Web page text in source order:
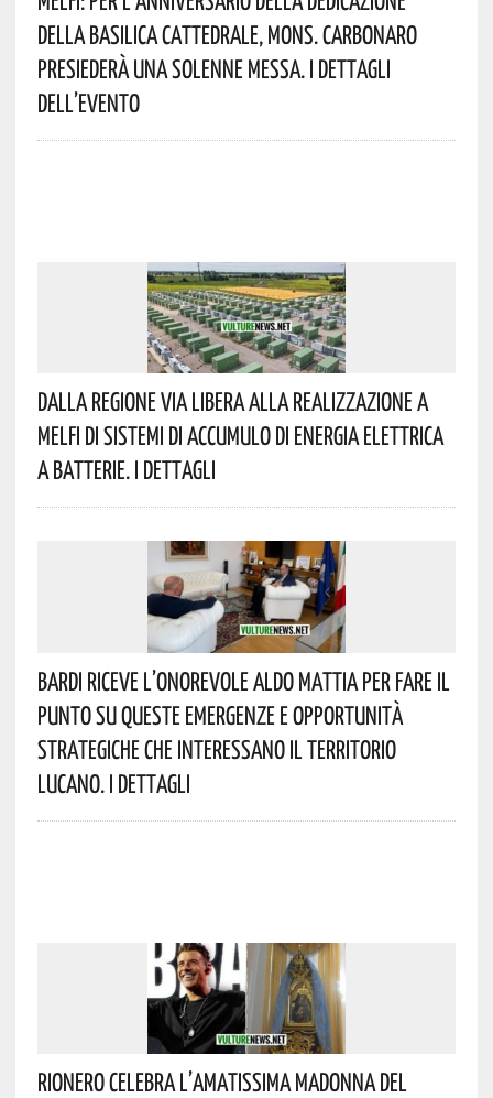
Della Basilica Cattedrale, Mons. Carbonaro
Presiederà Una Solenne Messa. I Dettagli
Dell’evento
Dalla Regione Via Libera Alla Realizzazione A
Melfi Di Sistemi Di Accumulo Di Energia Elettrica
A Batterie. I Dettagli
Bardi Riceve L’onorevole Aldo Mattia Per Fare Il
Punto Su Queste Emergenze E Opportunità
Strategiche Che Interessano Il Territorio
Lucano. I Dettagli
Rionero Celebra L’amatissima Madonna Del